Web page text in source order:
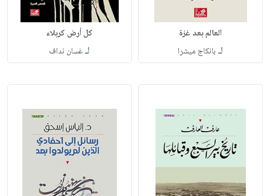
العالم بعد غزة
لـ بانكاج ميشرا
كل أرض كربلاء
لـغسان نداف